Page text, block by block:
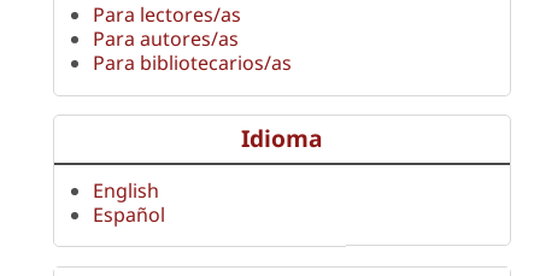
Para lectores/as
Para autores/as
Para bibliotecarios/as
Idioma
English
Español